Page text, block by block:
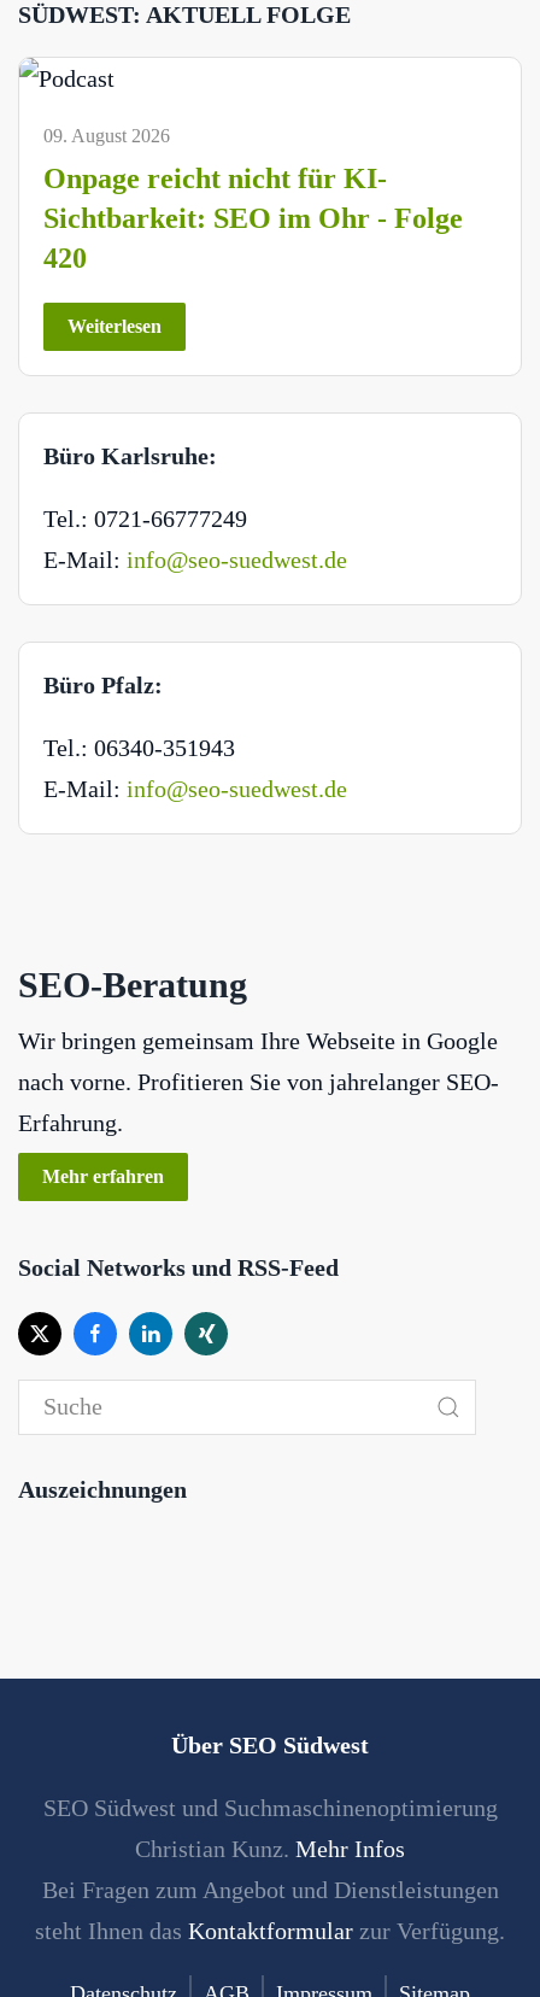
SÜDWEST: AKTUELL FOLGE
09. August 2026
Onpage reicht nicht für KI-
Sichtbarkeit: SEO im Ohr - Folge
420
Weiterlesen
Büro Karlsruhe:
Tel.: 0721-66777249
E-Mail: info@seo-suedwest.de
Büro Pfalz:
Tel.: 06340-351943
E-Mail: info@seo-suedwest.de
SEO-Beratung
Wir bringen gemeinsam Ihre Webseite in Google
nach vorne. Profitieren Sie von jahrelanger SEO-
Erfahrung.
Mehr erfahren
Social Networks und RSS-Feed
Auszeichnungen
Über SEO Südwest
SEO Südwest und Suchmaschinenoptimierung
Christian Kunz. Mehr Infos
Bei Fragen zum Angebot und Dienstleistungen
steht Ihnen das Kontaktformular zur Verfügung.